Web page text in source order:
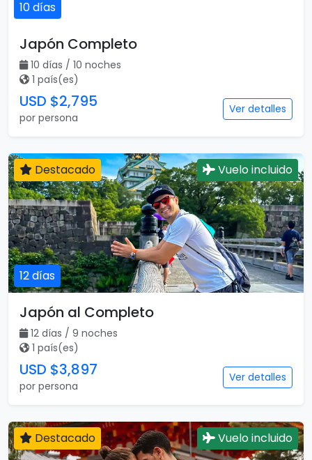
10 días
Japón Completo
10 días / 10 noches
1 país(es)
USD $2,795
por persona
Ver detalles
12 días
Destacado Vuelo incluido
Japón al Completo
12 días / 9 noches
1 país(es)
USD $3,897
por persona
Ver detalles
Destacado Vuelo incluido